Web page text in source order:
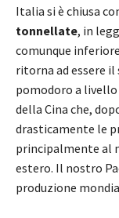
Italia si è chiusa
tonnellate, in
comunque inferiore
ritorna ad essere
pomodoro a
della Cina che,
drasticamente le
principalmente al
estero. Il nostro
produzione